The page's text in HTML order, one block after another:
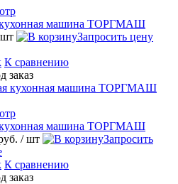
кухонная машина ТОРГМАШ
Запросить цену
К сравнению
заказ
кухонная машина ТОРГМАШ
/ шт
Запросить
К сравнению
заказ